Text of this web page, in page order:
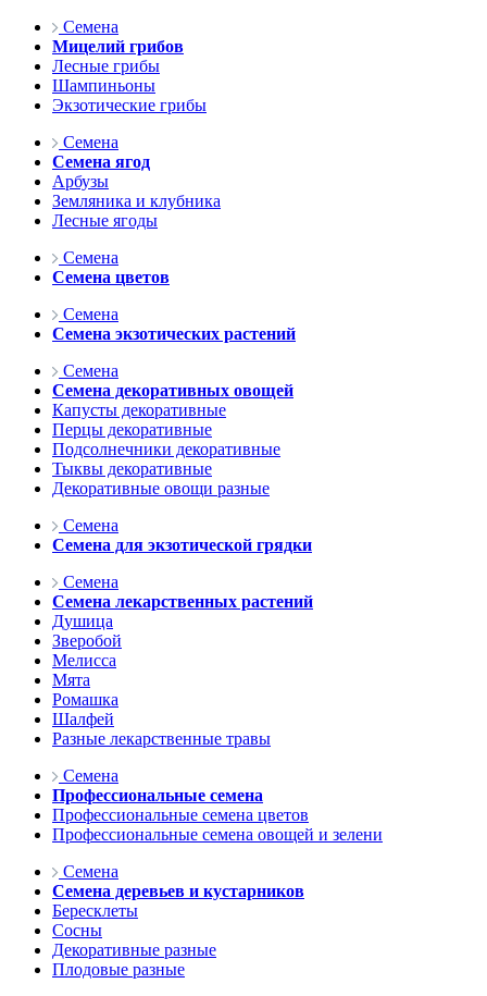
Семена
Мицелий грибов
Лесные грибы
Шампиньоны
Экзотические грибы
Семена
Семена ягод
Арбузы
Земляника и клубника
Лесные ягоды
Семена
Семена цветов
Семена
Семена экзотических растений
Семена
Семена декоративных овощей
Капусты декоративные
Перцы декоративные
Подсолнечники декоративные
Тыквы декоративные
Декоративные овощи разные
Семена
Семена для экзотической грядки
Семена
Семена лекарственных растений
Душица
Зверобой
Мелисса
Мята
Ромашка
Шалфей
Разные лекарственные травы
Семена
Профессиональные семена
Профессиональные семена цветов
Профессиональные семена овощей и зелени
Семена
Семена деревьев и кустарников
Бересклеты
Сосны
Декоративные разные
Плодовые разные